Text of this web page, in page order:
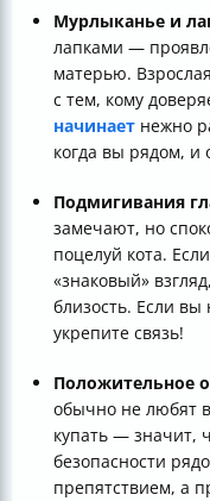
Мурлыканье и
лапками —
матерью.
с тем, кому
начинает нежно
когда вы рядом,
Подмигивания
замечают, но
поцелуй кота.
«знаковый»
близость. Если
укрепите связь!
Положительное
обычно не любят
купать — значит,
безопасности
препятствием, а